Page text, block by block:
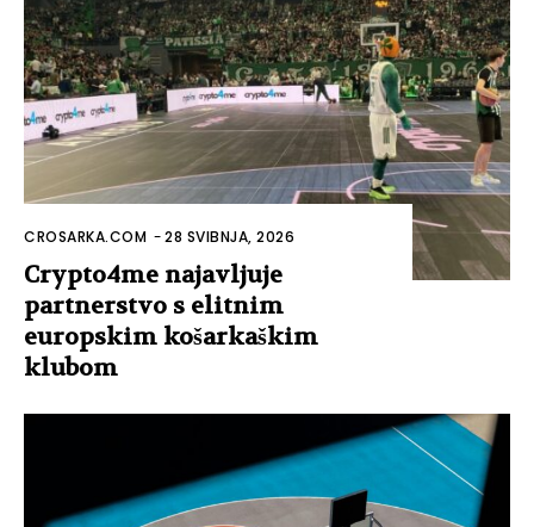
CROSARKA.COM -28 SVIBNJA, 2026
Crypto4me najavljuje
partnerstvo s elitnim
europskim košarkaškim
klubom